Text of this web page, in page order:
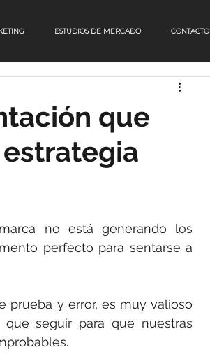
ESTUDIOS DE MERCADO CONTACTO
que
no está generando los
perfecto para sentarse a
prueba y error, es muy valioso
seguir para que nuestras